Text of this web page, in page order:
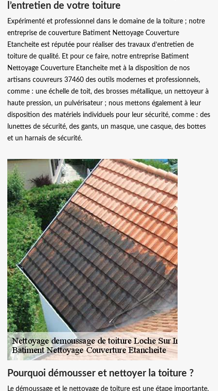
l’entretien de votre toiture
Expérimenté et professionnel dans le domaine de la toiture ; notre
entreprise de couverture Batiment Nettoyage Couverture
Etancheite est réputée pour réaliser des travaux d’entretien de
toiture de qualité. Et pour ce faire, notre entreprise Batiment
Nettoyage Couverture Etancheite met à la disposition de nos
artisans couvreurs 37460 des outils modernes et professionnels,
comme : une échelle de toit, des brosses métallique, un nettoyeur à
haute pression, un pulvérisateur ; nous mettons également à leur
disposition des matériels individuels pour leur sécurité, comme : des
lunettes de sécurité, des gants, un masque, une casque, des bottes
et un harnais de sécurité.
Pourquoi démousser et nettoyer la toiture ?
Le démoussage et le nettoyage de toiture est une étape importante,